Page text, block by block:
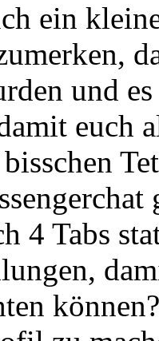
ein
und
euch
4 Tabs